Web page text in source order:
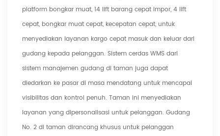
platform bongkar muat, 14 lift barang cepat impor, 4 lift
cepat, bongkar muat cepat, kecepatan cepat, untuk
menyediakan layanan kargo cepat masuk dan keluar dari
gudang kepada pelanggan. Sistem cerdas WMS dari
sistem manajemen gudang di taman juga dapat
diedarkan ke pasar di masa mendatang untuk mencapai
visibilitas dan kontrol penuh. Taman ini menyediakan
layanan yang dipersonalisasi untuk pelanggan. Gudang
No. 2 di taman dirancang khusus untuk pelanggan